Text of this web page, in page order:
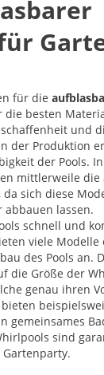
für die
die besten
und
der Produktion
der Pools.
mittlerweile die
sich diese
lassen.
schnell und
viele Modelle
des Pools an.
die Größe der
genau ihren
gemeinsames
sind